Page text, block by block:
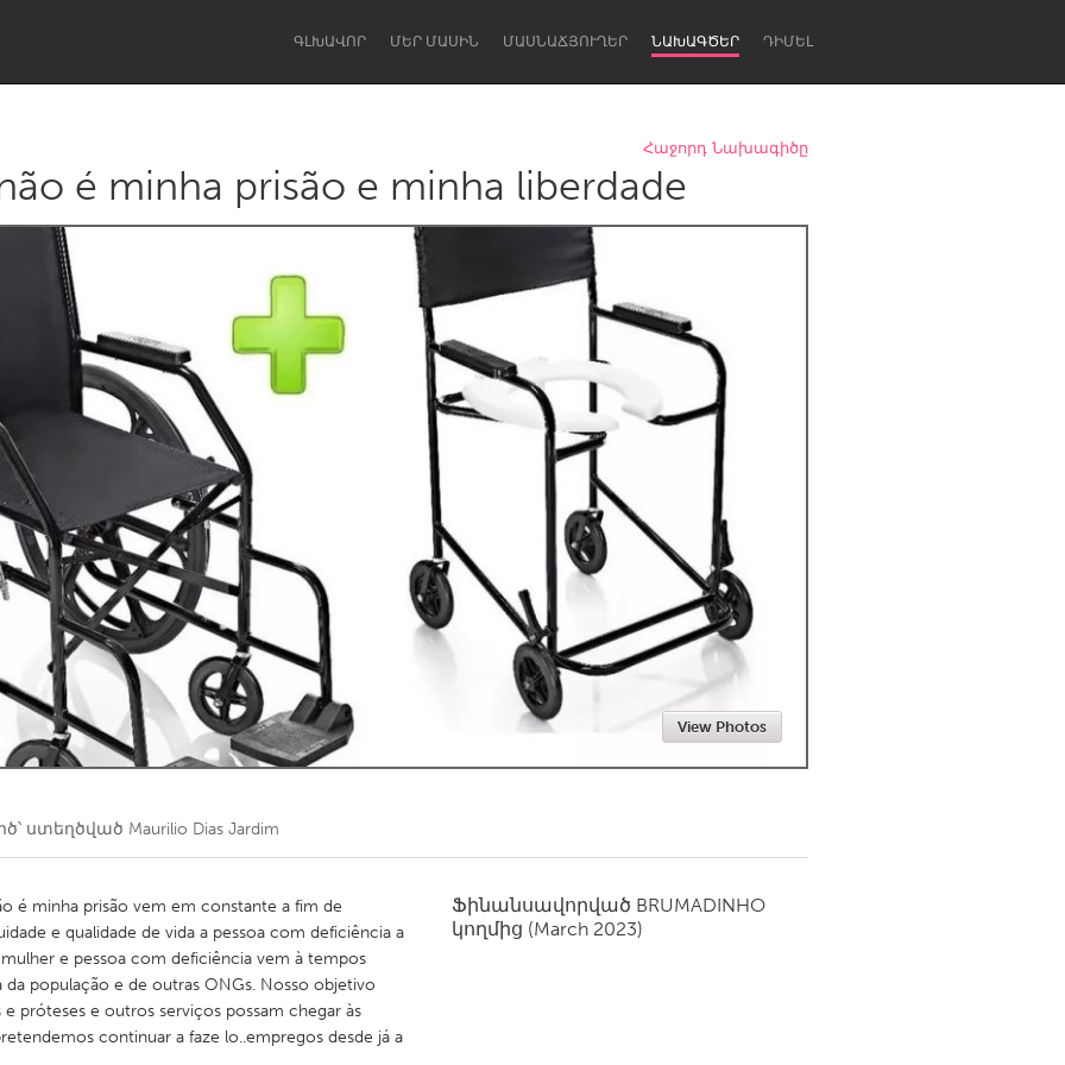
ԳԼԽԱՎՈՐ ՄԵՐ ՄԱՍԻՆ ՄԱՍՆԱՃՅՈՒՂԵՐ ՆԱԽԱԳԾԵՐ ԴԻՄԵԼ
Dragon Dreaming On the Water
Lake Mac Lower Hunter
Newcastle
Kitchener-Waterloo New Glasgow
Newmarket
Toronto
Հաջորդ Նախագիծը
é minha prisão e minha liberdade
View Photos
ստեղծված Maurilio Dias Jardim
é minha prisão vem em constante a fim de
e qualidade de vida a pessoa com deficiência a
e pessoa com deficiência vem à tempos
população e de outras ONGs. Nosso objetivo
próteses e outros serviços possam chegar às
continuar a faze lo..empregos desde já a
Ֆինանսավորված BRUMADINHO
կողմից (March 2023)